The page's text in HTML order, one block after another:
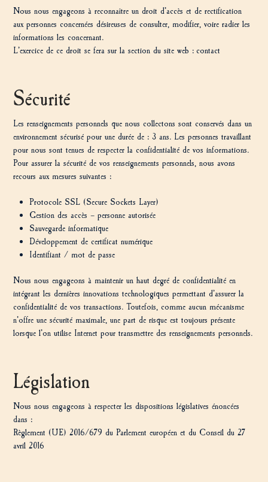
Nous nous engageons à reconnaître un droit d’accès et de rectification
aux personnes concernées désireuses de consulter, modifier, voire radier les
informations les concernant.
L’exercice de ce droit se fera sur la section du site web : contact
Sécurité
Les renseignements personnels que nous collectons sont conservés dans un
environnement sécurisé pour une durée de : 3 ans. Les personnes travaillant
pour nous sont tenues de respecter la confidentialité de vos informations.
Pour assurer la sécurité de vos renseignements personnels, nous avons
recours aux mesures suivantes :
Protocole SSL (Secure Sockets Layer)
Gestion des accès – personne autorisée
Sauvegarde informatique
Développement de certificat numérique
Identifiant / mot de passe
Nous nous engageons à maintenir un haut degré de confidentialité en
intégrant les dernières innovations technologiques permettant d’assurer la
confidentialité de vos transactions. Toutefois, comme aucun mécanisme
n’offre une sécurité maximale, une part de risque est toujours présente
lorsque l’on utilise Internet pour transmettre des renseignements personnels.
Législation
Nous nous engageons à respecter les dispositions législatives énoncées
dans :
Règlement (UE) 2016/679 du Parlement européen et du Conseil du 27
avril 2016